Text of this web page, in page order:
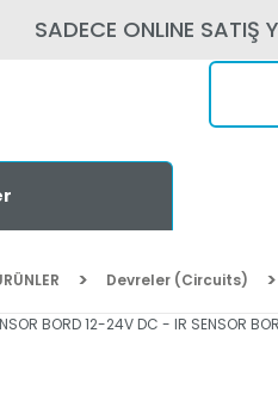
SADECE ONLINE SATIŞ
Devreler (Circuits)